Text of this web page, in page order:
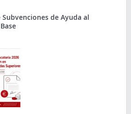
de Ayuda al